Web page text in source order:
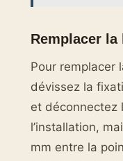
Remplacer la
Pour remplacer
dévissez la
et déconnectez
l’installation,
mm entre la